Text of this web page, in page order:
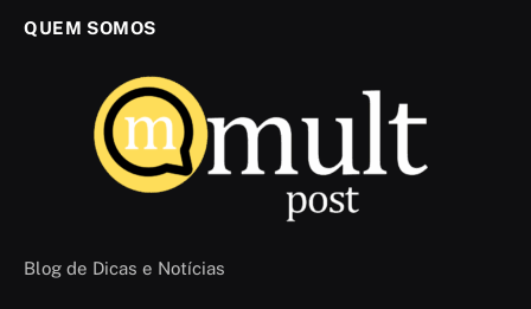
QUEM SOMOS
Blog de Dicas e Notícias